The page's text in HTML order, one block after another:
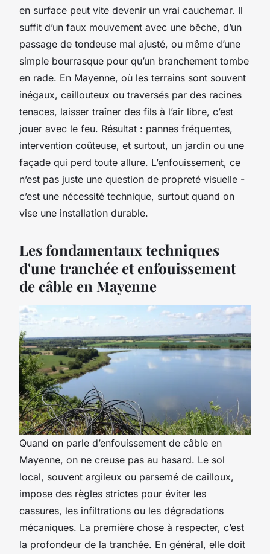
en surface peut vite devenir un vrai cauchemar. Il
suffit d’un faux mouvement avec une bêche, d’un
passage de tondeuse mal ajusté, ou même d’une
simple bourrasque pour qu’un branchement tombe
en rade. En Mayenne, où les terrains sont souvent
inégaux, caillouteux ou traversés par des racines
tenaces, laisser traîner des fils à l’air libre, c’est
jouer avec le feu. Résultat : pannes fréquentes,
intervention coûteuse, et surtout, un jardin ou une
façade qui perd toute allure. L’enfouissement, ce
n’est pas juste une question de propreté visuelle -
c’est une nécessité technique, surtout quand on
vise une installation durable.
Les fondamentaux techniques
d'une tranchée et enfouissement
de câble en Mayenne
Quand on parle d’enfouissement de câble en
Mayenne, on ne creuse pas au hasard. Le sol
local, souvent argileux ou parsemé de cailloux,
impose des règles strictes pour éviter les
cassures, les infiltrations ou les dégradations
mécaniques. La première chose à respecter, c’est
la profondeur de la tranchée. En général, elle doit